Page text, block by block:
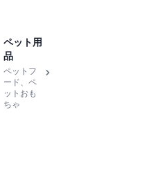
ペット用
品
ペットフ
ード、ペ
ットおも
ちゃ